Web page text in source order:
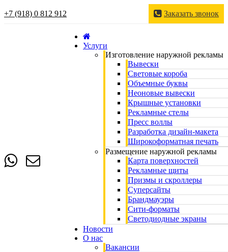
+7 (918) 0 812 912 Заказать звонок
Услуги
Изготовление наружной рекламы
Вывески
Световые короба
Объемные буквы
Неоновые вывески
Крышные установки
Рекламные стелы
Пресс воллы
Разработка дизайн-макета
Широкоформатная печать
Размещение наружной рекламы
Карта поверхностей
Рекламные щиты
Призмы и скроллеры
Суперсайты
Брандмауэры
Сити-форматы
Светодиодные экраны
Новости
О нас
Вакансии